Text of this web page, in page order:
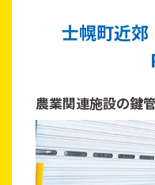
士幌町近郊
農業関連施設の鍵